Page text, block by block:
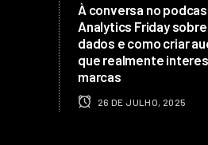
À conversa no
Analytics Friday sobre
dados e como criar
que realmente
marcas
26 DE JULHO, 2025